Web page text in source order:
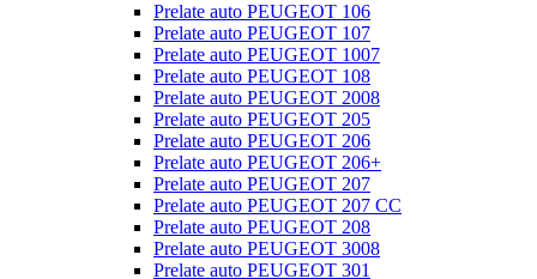
Prelate auto PEUGEOT 106
Prelate auto PEUGEOT 107
Prelate auto PEUGEOT 1007
Prelate auto PEUGEOT 108
Prelate auto PEUGEOT 2008
Prelate auto PEUGEOT 205
Prelate auto PEUGEOT 206
Prelate auto PEUGEOT 206+
Prelate auto PEUGEOT 207
Prelate auto PEUGEOT 207 CC
Prelate auto PEUGEOT 208
Prelate auto PEUGEOT 3008
Prelate auto PEUGEOT 301